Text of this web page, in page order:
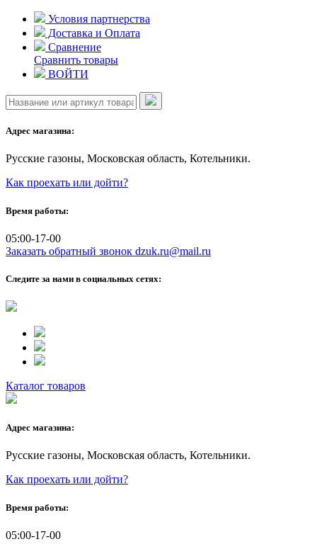
Skip
content
Условия партнерства
Доставка и Оплата
Сравнение
Сравнить товары
ВОЙТИ
Адрес магазина:
Русские газоны, Московская область, Котельники.
Как проехать или дойти?
Время работы:
05:00-17-00
Заказать обратный звонок dzuk.ru@mail.ru
Следите за нами в социальных сетях:
Каталог товаров
Адрес магазина:
Русские газоны, Московская область, Котельники.
Как проехать или дойти?
Время работы:
05:00-17-00